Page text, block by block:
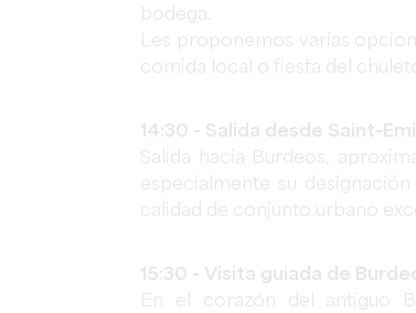
bodega.
Les proponemos varias
comida local o fiesta del
14:30 - Salida desde Saint-
Salida hacia Burdeos,
especialmente su
calidad de conjunto urbano
15:30 - Visita guiada de
En el corazón del antiguo